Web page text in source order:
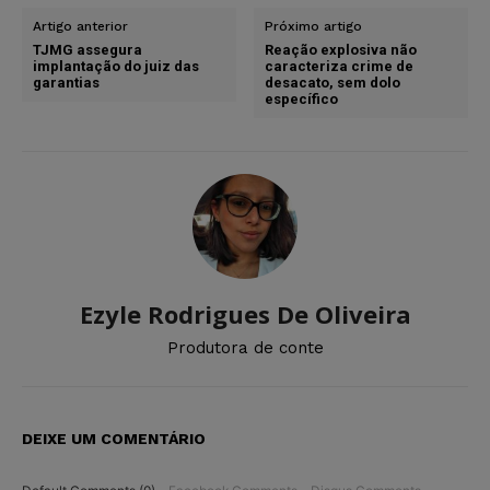
Artigo anterior
TJMG assegura
implantação do juiz das
garantias
Próximo artigo
Reação explosiva não
caracteriza crime de
desacato, sem dolo
específico
Ezyle Rodrigues De Oliveira
Produtora de conte
DEIXE UM COMENTÁRIO